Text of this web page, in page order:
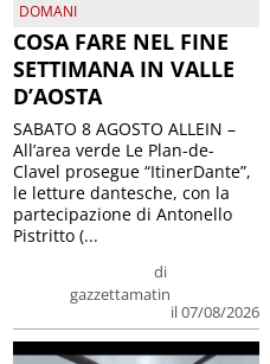
DOMANI
COSA FARE NEL FINE
SETTIMANA IN VALLE
D’AOSTA
di
gazzettamatin
il 07/08/2026
SABATO 8 AGOSTO ALLEIN –
All’area verde Le Plan-de-
Clavel prosegue “ItinerDante”,
le letture dantesche, con la
partecipazione di Antonello
Pistritto (...